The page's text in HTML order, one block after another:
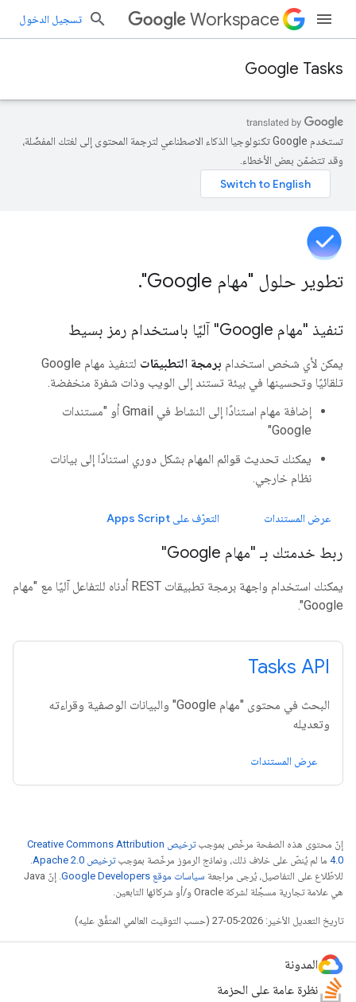
Workspace تسجيل الدخول
Google Tasks
تستخدم Google تكنولوجيا الذكاء الاصطناعي لترجمة المحتوى إلى لغتك المفضّلة،
وقد تتضمّن بعض الأخطاء.
تطوير حلول "مهام Google" .
تنفيذ "مهام Google" آليًا باستخدام رمز بسيط
يمكن لأي شخص استخدام برمجة التطبيقات
لتنفيذ مهام Google
تلقائيًا وتحسينها في بيئة تستند إلى الويب وذات شفرة منخفضة.
إضافة مهام استنادًا إلى النشاط في Gmail أو "مستندات
Google"
يمكنك تحديث قوائم المهام بشكل دوري استنادًا إلى بيانات
نظام خارجي.
عرض المستندات التعرّف على Apps Script
ربط خدمتك بـ "مهام Google"
يمكنك استخدام واجهة برمجة تطبيقات REST أدناه للتفاعل آليًا مع "مهام
Google".
Tasks API
البحث في محتوى "مهام Google" والبيانات الوصفية وقراءته
وتعديله
عرض المستندات
إنّ محتوى هذه الصفحة مرخّص بموجب
ترخيص Creative Commons Attribution
4.0‏ ما لم يُنصّ على خلاف ذلك، ونماذج الرموز مرخّصة بموجبترخيص Apache 2.0‏
.
للاطّلاع على التفاصيل، يُرجى مراجعة سياسات موقع Google Developers‏
. إنّ Java
هي علامة تجارية مسجَّلة لشركة Oracle و/أو شركائها التابعين.
تاريخ التعديل الأخير: 2026-05-27 (حسب التوقيت العالمي المتفَّق عليه)
المدونة
نظرة عامة على الحزمة